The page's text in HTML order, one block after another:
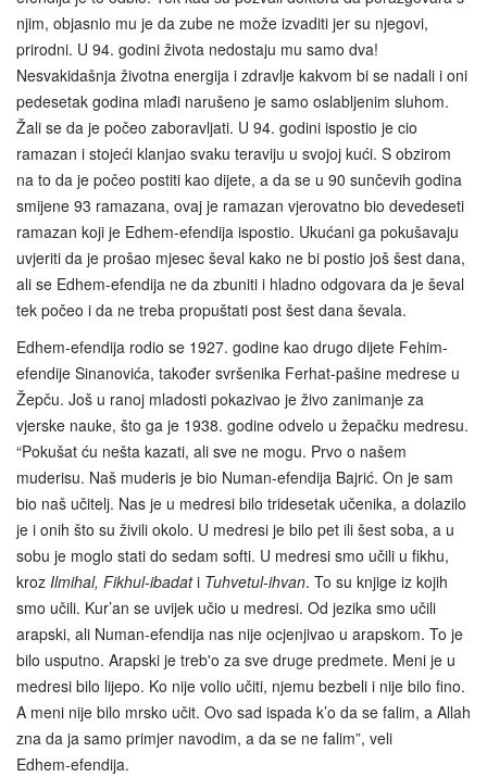
njim, objasnio mu je da zube ne može izvaditi jer su njegovi,
prirodni. U 94. godini života nedostaju mu samo dva!
Nesvakidašnja životna energija i zdravlje kakvom bi se nadali i oni
pedesetak godina mlađi narušeno je samo oslabljenim sluhom.
Žali se da je počeo zaboravljati. U 94. godini ispostio je cio
ramazan i stojeći klanjao svaku teraviju u svojoj kući. S obzirom
na to da je počeo postiti kao dijete, a da se u 90 sunčevih godina
smijene 93 ramazana, ovaj je ramazan vjerovatno bio devedeseti
ramazan koji je Edhem‑efendija ispostio. Ukućani ga pokušavaju
uvjeriti da je prošao mjesec ševal kako ne bi postio još šest dana,
ali se Edhem-efendija ne da zbuniti i hladno odgovara da je ševal
tek počeo i da ne treba propuštati post šest dana ševala.
Edhem-efendija rodio se 1927. godine kao drugo dijete Fehim-
efendije Sinanovića, također svršenika Ferhat-pašine medrese u
Žepču. Još u ranoj mladosti pokazivao je živo zanimanje za
vjerske nauke, što ga je 1938. godine odvelo u žepačku medresu.
“Pokušat ću nešta kazati, ali sve ne mogu. Prvo o našem
muderisu. Naš muderis je bio Numan-efendija Bajrić. On je sam
bio naš učitelj. Nas je u medresi bilo tridesetak učenika, a dolazilo
je i onih što su živili okolo. U medresi je bilo pet ili šest soba, a u
sobu je moglo stati do sedam softi. U medresi smo učili u fikhu,
kroz Ilmihal, Fikhul-ibadati Tuhvetul-ihvan. To su knjige iz kojih
smo učili. Kur’an se uvijek učio u medresi. Od jezika smo učili
arapski, ali Numan-efendija nas nije ocjenjivao u arapskom. To je
bilo usputno. Arapski je treb'o za sve druge predmete. Meni je u
medresi bilo lijepo. Ko nije volio učiti, njemu bezbeli i nije bilo fino.
A meni nije bilo mrsko učit. Ovo sad ispada k’o da se falim, a Allah
zna da ja samo primjer navodim, a da se ne falim”, veli
Edhem‑efendija.